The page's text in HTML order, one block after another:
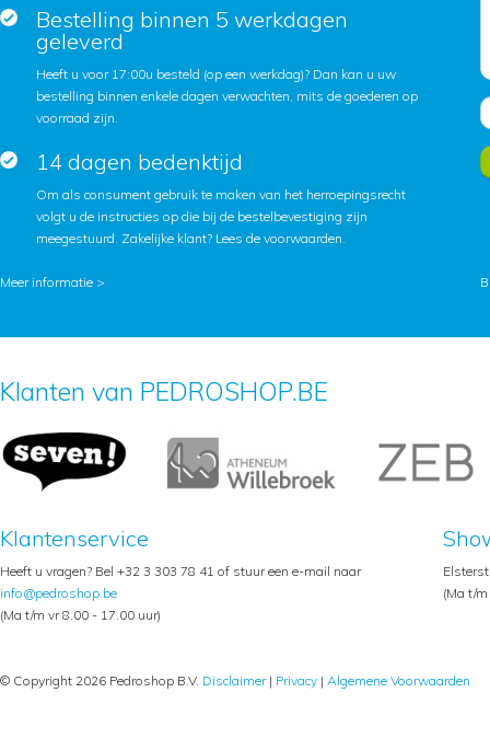
Bestelling binnen 5 werkdagen
geleverd
Heeft u voor 17:00u besteld (op een werkdag)? Dan kan u uw
bestelling binnen enkele dagen verwachten, mits de goederen op
voorraad zijn.
14 dagen bedenktijd
Om als consument gebruik te maken van het herroepingsrecht
volgt u de instructies op die bij de bestelbevestiging zijn
meegestuurd. Zakelijke klant? Lees de voorwaarden.
Meer informatie >
Klanten van PEDROSHOP.BE
Klantenservice
Heeft u vragen? Bel +32 3 303 78 41 of stuur een e-mail naar
info@pedroshop.be
(Ma t/m vr 8.00 - 17.00 uur)
(Ma t/
© Copyright 2026 Pedroshop B.V. Disclaimer| Privacy | Algemene Voorwaarden